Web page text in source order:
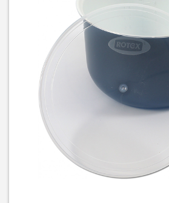
Мультиварка-скороварка
Rotex REPC 57-B
грн
грн
Rotex
2 719